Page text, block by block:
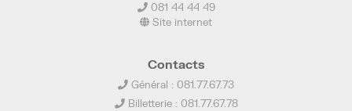
081 44 44 49
Site internet
Contacts
Général : 081.77.67.73
Billetterie : 081.77.67.78